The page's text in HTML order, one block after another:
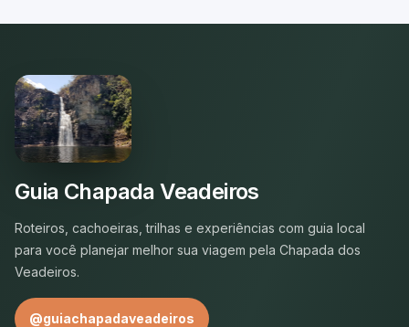
Guia Chapada Veadeiros
Roteiros, cachoeiras, trilhas e experiências com guia local
para você planejar melhor sua viagem pela Chapada dos
Veadeiros.
@guiachapadaveadeiros